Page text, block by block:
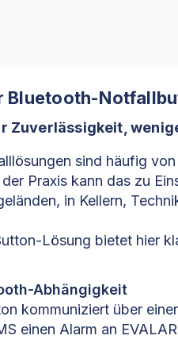
Bluetooth-
Zuverlässigkeit,
sind häufig
Praxis kann das zu
in Kellern,
Lösung bietet hier
Abhängigkeit
kommuniziert über
einen Alarm an